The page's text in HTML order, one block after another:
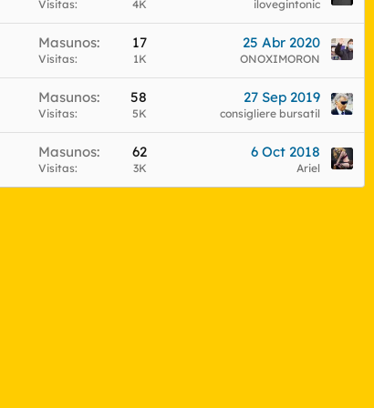
Visitas 4K ilovegintonic
Masunos 17
Visitas 1K
25 Abr 2020
ONOXIMORON
Masunos 58
Visitas 5K
27 Sep 2019
consigliere bursatil
Masunos 62
Visitas 3K
6 Oct 2018
Ariel